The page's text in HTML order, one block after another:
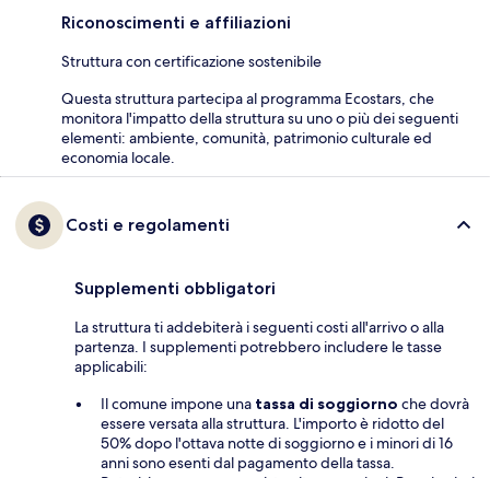
Riconoscimenti e affiliazioni
Struttura con certificazione sostenibile
Questa struttura partecipa al programma Ecostars, che
monitora l'impatto della struttura su uno o più dei seguenti
elementi: ambiente, comunità, patrimonio culturale ed
economia locale.
Costi e regolamenti
Supplementi obbligatori
La struttura ti addebiterà i seguenti costi all'arrivo o alla
partenza. I supplementi potrebbero includere le tasse
applicabili:
Il comune impone una tassa di soggiorno che dovrà
essere versata alla struttura. L'importo è ridotto del
50% dopo l'ottava notte di soggiorno e i minori di 16
anni sono esenti dal pagamento della tassa.